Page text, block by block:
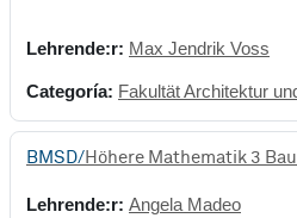
Lehrende:r: Max Jendrik Voss
Categoría: Fakultät Architektur
BMSD/Höhere Mathematik 3
Lehrende:r: Angela Madeo